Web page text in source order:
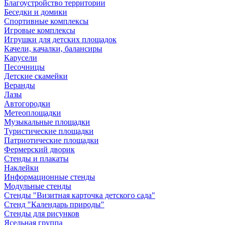
Благоустройство территории
Беседки и домики
Спортивные комплексы
Игровые комплексы
Игрушки для детских площадок
Качели, качалки, балансиры
Карусели
Песочницы
Детские скамейки
Веранды
Лазы
Автогородки
Метеоплощадки
Музыкальные площадки
Туристические площадки
Патриотические площадки
Фермерский дворик
Стенды и плакаты
Наклейки
Информационные стенды
Модульные стенды
Стенды "Визитная карточка детского сада"
Стенд "Календарь природы"
Стенды для рисунков
Ясельная группа